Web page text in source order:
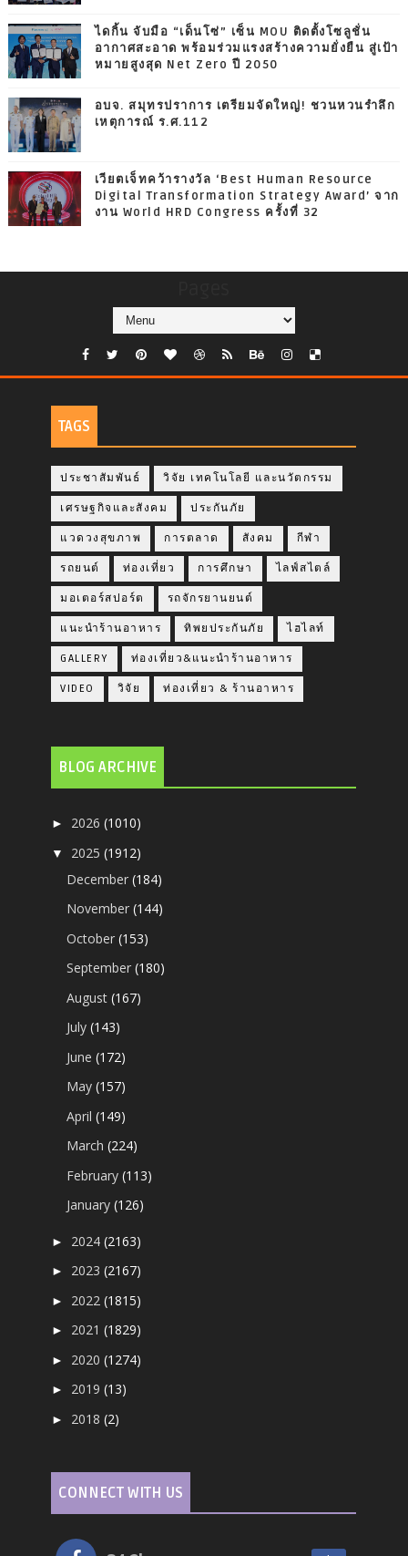
ไดกิ้น จับมือ “เด็นโซ่” เซ็น MOU ติดตั้งโซลูชั่น
อากาศสะอาด พร้อมร่วมแรงสร้างความยั่งยืน สู่เป้า
หมายสูงสุด Net Zero ปี 2050
อบจ. สมุทรปราการ เตรียมจัดใหญ่! ชวนหวนรำลึก
เหตุการณ์ ร.ศ.112
เวียตเจ็ทคว้ารางวัล ‘Best Human Resource
Digital Transformation Strategy Award’ จาก
งาน World HRD Congress ครั้งที่ 32
TAGS
ประชาสัมพันธ์ วิจัย เทคโนโลยี และนวัตกรรม
เศรษฐกิจและสังคม ประกันภัย
แวดวงสุขภาพ การตลาด สังคม กีฬา
รถยนต์ ท่องเที่ยว การศึกษา ไลฟ์สไตล์
มอเตอร์สปอร์ต รถจักรยานยนต์
แนะนำร้านอาหาร ทิพยประกันภัย ไฮไลท์
GALLERY ท่องเที่ยว&แนะนำร้านอาหาร
VIDEO วิจัย ท่องเที่ยว & ร้านอาหาร
BLOG ARCHIVE
► 2026(1010)
▼ 2025(1912)
December(184)
November(144)
October(153)
September(180)
August(167)
July(143)
June(172)
May(157)
April(149)
March(224)
February(113)
January(126)
► 2024(2163)
► 2023(2167)
► 2022(1815)
► 2021(1829)
► 2020(1274)
► 2019(13)
► 2018(2)
CONNECT WITH US